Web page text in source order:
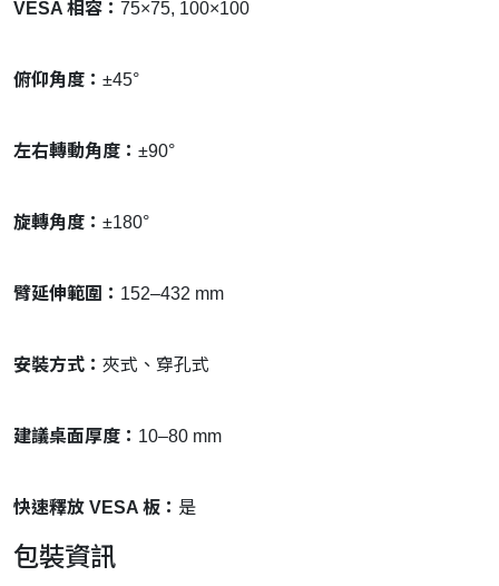
VESA 相容： 75×75, 100×100
俯仰角度： ±45°
左右轉動角度： ±90°
旋轉角度： ±180°
臂延伸範圍： 152–432 mm
安裝方式： 夾式、穿孔式
建議桌面厚度： 10–80 mm
快速釋放 VESA 板： 是
包裝資訊